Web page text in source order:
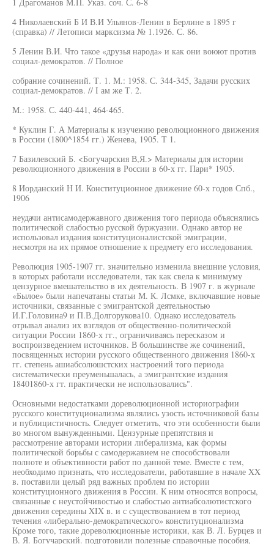
4 Николаевский Б И В.И Ульянов-Ленин в Берлине в 1895 г
(справка) // Летописи марксизма № 1.1926. С. 86.
5 Ленин В.И. Что такое «друзья народа» и как они воюют против
социал-демократов. // Полное
собрание сочинений. Т. 1. М.: 1958. С. 344-345, Задачи русских
социал-демократов. // I ам же Т. 2.
М.: 1958. С. 440-441, 464-465.
* Куклин Г. А Материалы к изучению революционного движения
в России (1800^1854 гг.) Женева, 1905. Т 1.
7 Базилевский Б. <Богучарския В,Я.> Материалы для истории
революционного движения в России в 60-х гг. Пари* 1905.
8 Иорданский Н И. Конституционное движение 60-х годов Спб.,
1906
неудачи антисамодержавного движения того периода объяснялись
политической слабостью русской буржуазии. Однако автор не
использовал издания конституционалистской эмиграции,
несмотря на их прямое отношение к предмету его исследования.
Революция 1905-1907 гг. значительно изменила внешние условия,
в которых работали исследователи, так как свела к минимуму
цензурное вмешательство в их деятельность. В 1907 г. в журнале
«Былое» были напечатаны статьи М. К. Лсмке, включавшие новые
источники, связанные с эмигрантской деятельностью
И.Г.Головина9 и П.В.Долгорукова10. Однако исследователь
отрывал анализ их взглядов от общественно-политической
ситуации России 1860-х гг., ограничиваясь пересказом и
воспроизведением источников. В большинстве же сочинений,
посвященных истории русского общественного движения 1860-х
гг. степень ашиабсолюшстских настроений того периода
систематически преуменьшалась, а эмигрантские издания
18401860-х гт. практически не использовались".
Основными недостатками дореволюционной историографии
русского конституционализма являлись узость источниковой базы
и публицистичность. Следует отметить, что эти особенности были
во многом вынужденными. Цензурные препятствия и
рассмотрение авторами истории либерализма, как формы
политической борьбы с самодержавием не способствовали
полноте и объективности работ по данной теме. Вместе с тем,
необходимо признать, что исследователи, работавшие в начале XX
в. поставили целый ряд важных проблем по истории
конституционного движения в России. К ним относятся вопросы,
связанные с неустойчивостью и слабостью антиабсолютистского
движения середины XIX в. и с существованием в тот период
течения «либерально-демократического» конституционализма
Кроме того, такие дореволюционные историки, как В. Л. Бурцев и
В. Я. Богучарский. подготовили полезные справочные пособия,